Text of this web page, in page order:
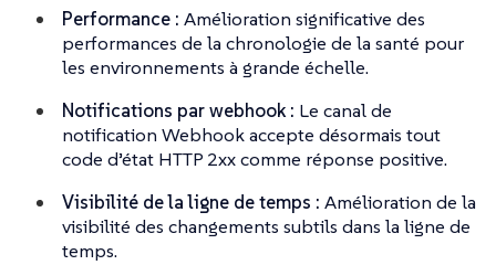
Performance : Amélioration significative des
performances de la chronologie de la santé pour
les environnements à grande échelle.
Notifications par webhook : Le canal de
notification Webhook accepte désormais tout
code d’état HTTP 2xx comme réponse positive.
Visibilité de la ligne de temps : Amélioration de la
visibilité des changements subtils dans la ligne de
temps.